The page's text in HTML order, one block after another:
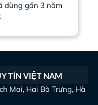
dùng gần 3 năm
TÍN VIỆT NAM
Mai, Hai Bà Trưng, Hà